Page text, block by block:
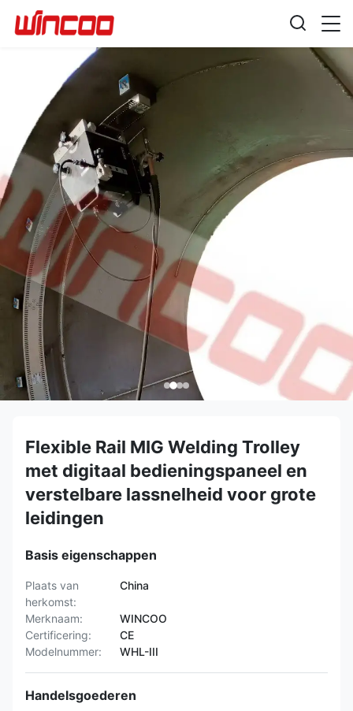
Flexible Rail MIG Welding Trolley
met digitaal bedieningspaneel en
verstelbare lassnelheid voor grote
leidingen
Basis eigenschappen
Plaats van
herkomst:
China
Merknaam:
WINCOO
Certificering:
CE
Modelnummer:
WHL-III
Handelsgoederen